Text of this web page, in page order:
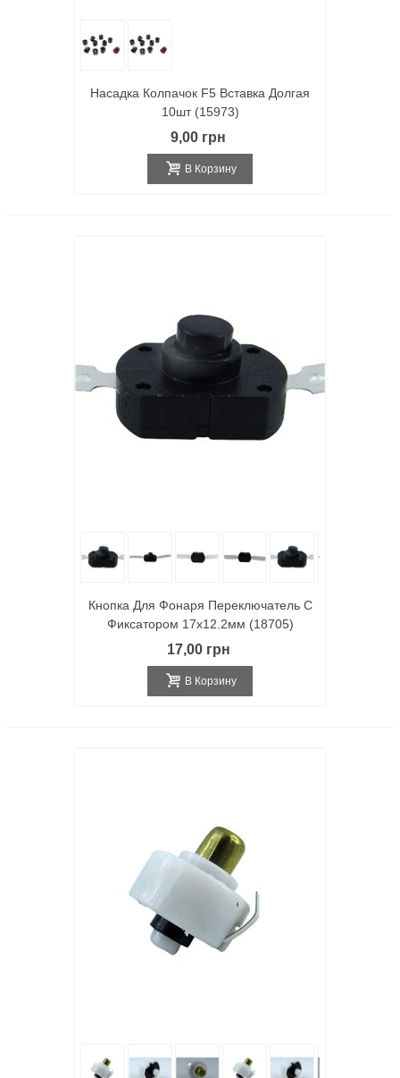
Насадка Колпачок F5 Вставка Долгая
10шт (15973)
9,00 грн
В Корзину
Кнопка Для Фонаря Переключатель С
Фиксатором 17x12.2мм (18705)
17,00 грн
В Корзину